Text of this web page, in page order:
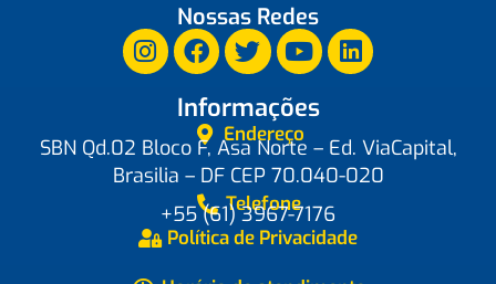
Nossas Redes
Informações
Endereço
SBN Qd.02 Bloco F, Asa Norte – Ed. ViaCapital,
Brasilia – DF CEP 70.040-020
Telefone
+55 (61) 3967-7176
Política de Privacidade